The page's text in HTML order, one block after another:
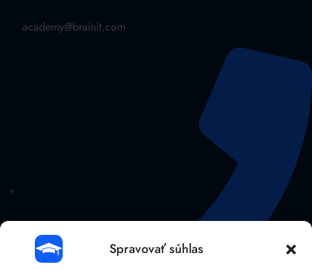
Spravovať súhlas
academy@brainit.com